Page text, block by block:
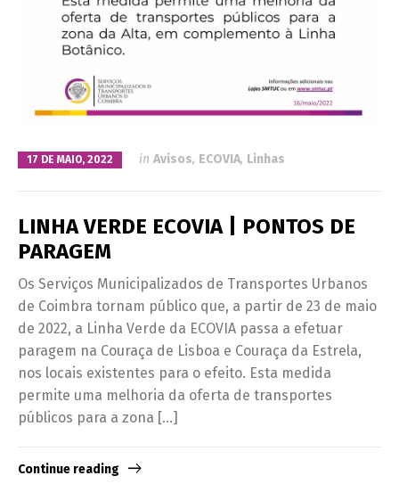
17 DE MAIO, 2022 in Avisos, ECOVIA, Linhas
LINHA VERDE ECOVIA | PONTOS DE
PARAGEM
Os Serviços Municipalizados de Transportes Urbanos
de Coimbra tornam público que, a partir de 23 de maio
de 2022, a Linha Verde da ECOVIA passa a efetuar
paragem na Couraça de Lisboa e Couraça da Estrela,
nos locais existentes para o efeito. Esta medida
permite uma melhoria da oferta de transportes
públicos para a zona […]
Continue reading